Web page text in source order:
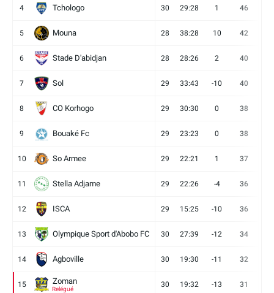
4 Tchologo 30 29:28 1 46
5 Mouna 28 38:28 10 42
6 Stade D'abidjan 28 28:26 2 40
7 Sol 29 33:43 -10 40
8 CO Korhogo 29 30:30 0 38
9 Bouaké Fc 29 23:23 0 38
10 So Armee 29 22:21 1 37
11 Stella Adjame 29 22:26 -4 36
12 ISCA 29 15:25 -10 36
13 Olympique Sport d'Abobo FC 30 27:39 -12 34
14 Agboville 30 19:30 -11 32
15 Zoman
Relégué
30 19:32 -13 31